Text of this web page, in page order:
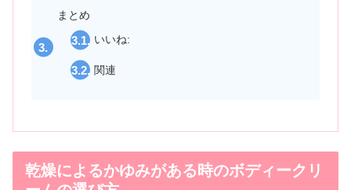
まとめ
いいね:
関連
乾燥によるかゆみがある時のボディークリ